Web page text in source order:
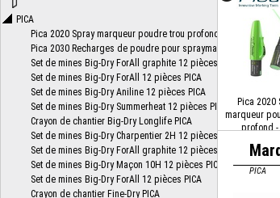
Pica 2020
marqueur
profond -